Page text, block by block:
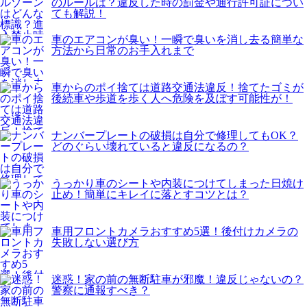
のルールは？違反した時の罰金や通行許可証につい
ても解説！
車のエアコンが臭い！一瞬で臭いを消し去る簡単な
方法から日常のお手入れまで
車からのポイ捨ては道路交通法違反！捨てたゴミが
後続車や歩道を歩く人へ危険を及ぼす可能性が！
ナンバープレートの破損は自分で修理してもOK？
どのぐらい壊れていると違反になるの？
うっかり車のシートや内装につけてしまった日焼け
止め！簡単にキレイに落とすコツとは？
車用フロントカメラおすすめ5選！後付けカメラの
失敗しない選び方
迷惑！家の前の無断駐車が邪魔！違反じゃないの？
警察に通報すべき？